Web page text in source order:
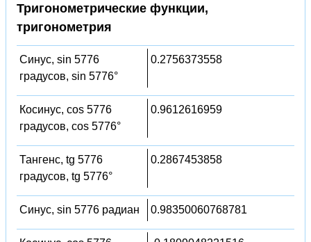
Тригонометрические функции,
тригонометрия
Синус, sin 5776
градусов, sin 5776°
0.2756373558
Косинус, cos 5776
градусов, cos 5776°
0.9612616959
Тангенс, tg 5776
градусов, tg 5776°
0.2867453858
Синус, sin 5776 радиан 0.98350060768781